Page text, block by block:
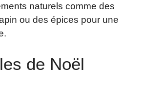
naturels comme des
ou des épices pour une
de Noël